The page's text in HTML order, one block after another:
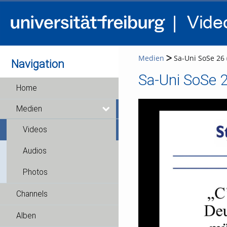
Navigation
Home
Medien
Videos
Audios
Photos
Channels
Alben
Medien Sa-Uni SoSe 26
Sa-Uni SoSe